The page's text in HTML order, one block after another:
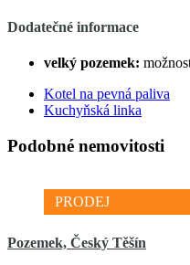
Dodatečné informace
velký pozemek:
Kotel na pevná paliva
Kuchyňská linka
Podobné nemovitosti
PRODEJ
Pozemek, Český Těšín